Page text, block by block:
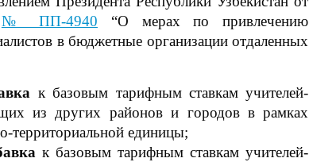
№ ПП-4940 “О мерах по привлечению
в бюджетные организации отдаленных
к базовым тарифным ставкам учителей-
из других районов и городов в рамках
территориальной единицы;
к базовым тарифным ставкам учителей-